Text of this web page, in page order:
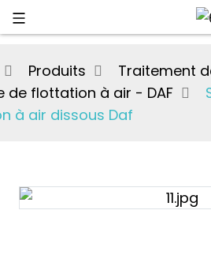
Produits
Traitement
de flottation à air - DAF
à air dissous Daf